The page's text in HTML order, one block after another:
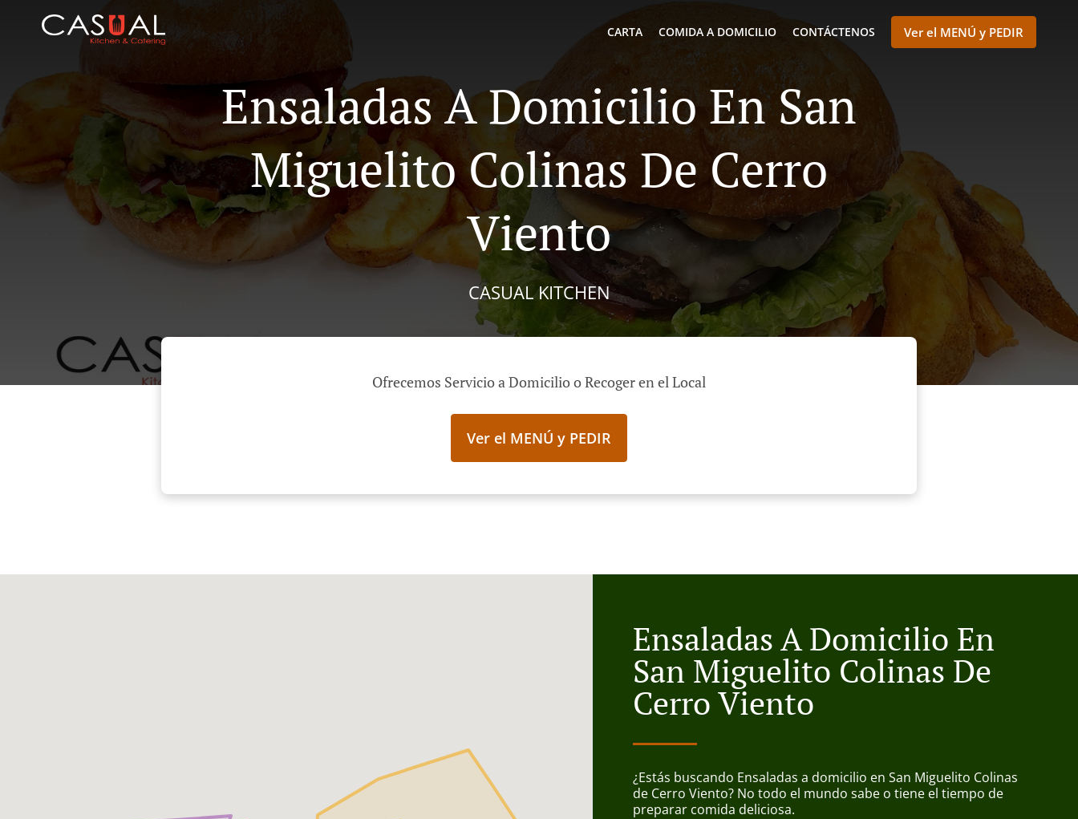
CARTA COMIDA A DOMICILIO CONTÁCTENOS Ver el MENÚ y PEDIR
Ensaladas A Domicilio En San
Miguelito Colinas De Cerro
Viento
CASUAL KITCHEN
Ofrecemos Servicio a Domicilio o Recoger en el Local
Ver el MENÚ y PEDIR
Ensaladas A Domicilio En
San Miguelito Colinas De
Cerro Viento
¿Estás buscando Ensaladas a domicilio en San Miguelito Colinas
de Cerro Viento? No todo el mundo sabe o tiene el tiempo de
preparar comida deliciosa.